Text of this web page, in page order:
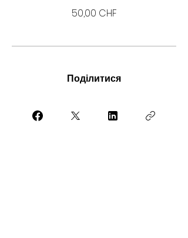
50,00 CHF
Поділитися